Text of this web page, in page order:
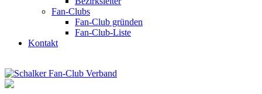
Fan-Clubs
Fan-Club gründen
Fan-Club-Liste
Kontakt